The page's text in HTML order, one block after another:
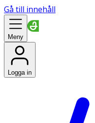
Gå till innehåll
Meny
Logga in